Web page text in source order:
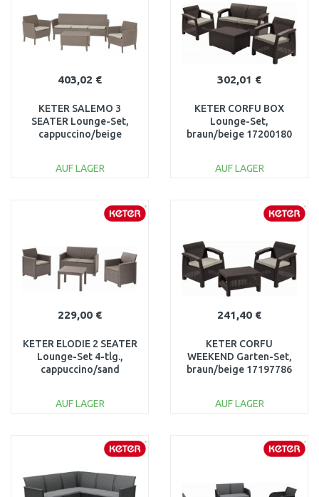
403,02 €
KETER SALEMO 3
SEATER Lounge-Set,
cappuccino/beige
AUF LAGER
WARENKORB
302,01 €
KETER CORFU BOX
Lounge-Set,
braun/beige 17200180
AUF LAGER
WARENKORB
229,00 €
KETER ELODIE 2 SEATER
Lounge-Set 4-tlg.,
cappuccino/sand
AUF LAGER
WARENKORB
241,40 €
KETER CORFU
WEEKEND Garten-Set,
braun/beige 17197786
AUF LAGER
WARENKORB